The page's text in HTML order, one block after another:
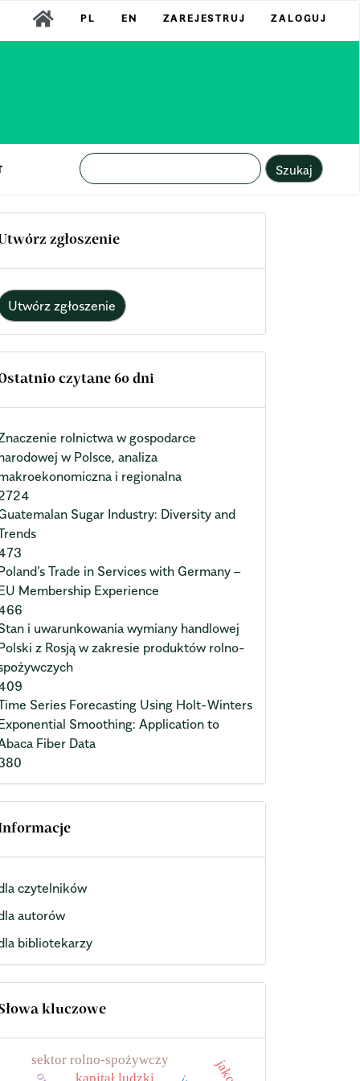
PL EN ZAREJESTRUJ ZALOGUJ
Szukaj
zgłoszenie
Utwórz zgłoszenie
czytane 60 dni
rolnictwa w gospodarce
w Polsce, analiza
i regionalna
Sugar Industry: Diversity and
Trade in Services with Germany –
Membership Experience
i uwarunkowania wymiany handlowej
z Rosją w zakresie produktów rolno-
Series Forecasting Using Holt-Winters
Smoothing: Application to
Fiber Data
czytelników
autorów
bibliotekarzy
kluczowe
sektor rolno-spożywczy